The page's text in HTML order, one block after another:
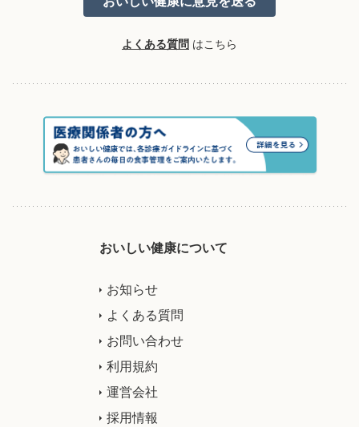
よくある質問 はこちら
おいしい健康について
お知らせ
よくある質問
お問い合わせ
利用規約
運営会社
採用情報